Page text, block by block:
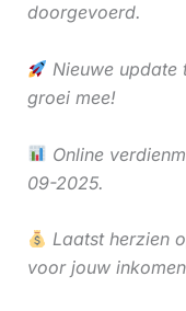
doorgevoerd.
Nieuwe
groei mee!
Online
09-2025.
Laatst herzien
voor jouw